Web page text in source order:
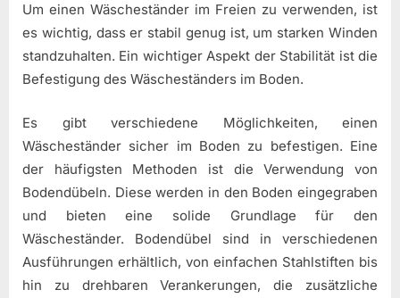
Um einen Wäscheständer im Freien zu verwenden, ist
es wichtig, dass er stabil genug ist, um starken Winden
standzuhalten. Ein wichtiger Aspekt der Stabilität ist die
Befestigung des Wäscheständers im Boden.
Es gibt verschiedene Möglichkeiten, einen
Wäscheständer sicher im Boden zu befestigen. Eine
der häufigsten Methoden ist die Verwendung von
Bodendübeln. Diese werden in den Boden eingegraben
und bieten eine solide Grundlage für den
Wäscheständer. Bodendübel sind in verschiedenen
Ausführungen erhältlich, von einfachen Stahlstiften bis
hin zu drehbaren Verankerungen, die zusätzliche